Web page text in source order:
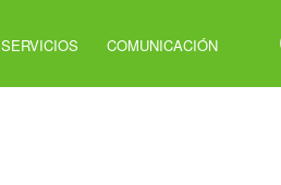
SERVICIOS COMUNICACIÓN